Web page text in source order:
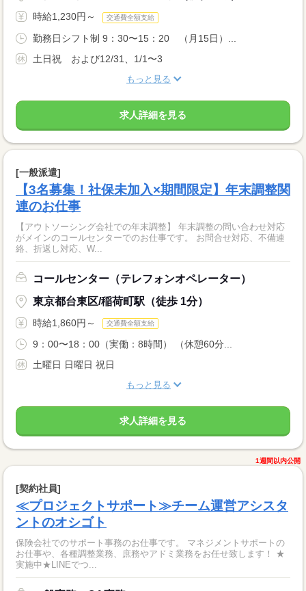
時給1,230円～ 交通費全額支給
勤務日シフト制 9：30〜15：20 （月15日）...
土日祝 および12/31、1/1〜3
もっと見る
求人詳細を見る
[一般派遣]
【3名募集！社保未加入×期間限定】年末調整関
連のお仕事
【アウトソーシング会社での年末調整】 年末調整の問い合わせ対応
がメインのコールセンターでのお仕事です。 お問合せ対応、不備連
絡、折返し対応、W...
コールセンター（テレフォンオペレーター）
東京都台東区/稲荷町駅（徒歩 1分）
時給1,860円～ 交通費全額支給
9：00〜18：00（実働：8時間） （休憩60分...
土曜日 日曜日 祝日
もっと見る
求人詳細を見る
1週間以内公開
[契約社員]
≪プロジェクトサポート≫チーム運営アシスタ
ントのオシゴト
保険会社でのサポート事務のお仕事です。 マネジメントサポートの
お仕事や、各種調整業務、庶務やアドミ業務をお任せ致します！ ★
実施中★LINEでつ...